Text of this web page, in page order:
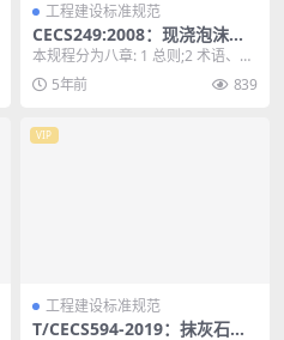
工程建设标准规范
CECS249:2008：现浇泡沫轻
质土技术规程
本规程分为八章: 1 总则;2 术语、符
号;3 材料及性能;4 工程设计;5 配...
5年前 839
VIP
工程建设标准规范
T/CECS594-2019：抹灰石膏